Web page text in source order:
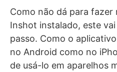
Como não dá para fazer
Inshot instalado, este
passo. Como o
no Android como no
de usá-lo em aparelhos